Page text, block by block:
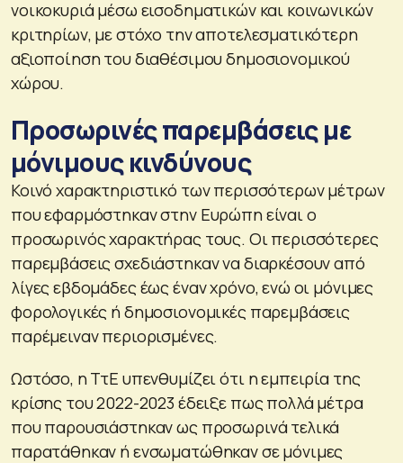
νοικοκυριά μέσω εισοδηματικών και κοινωνικών
κριτηρίων, με στόχο την αποτελεσματικότερη
αξιοποίηση του διαθέσιμου δημοσιονομικού
χώρου.
Προσωρινές παρεμβάσεις με
μόνιμους κινδύνους
Κοινό χαρακτηριστικό των περισσότερων μέτρων
που εφαρμόστηκαν στην Ευρώπη είναι ο
προσωρινός χαρακτήρας τους. Οι περισσότερες
παρεμβάσεις σχεδιάστηκαν να διαρκέσουν από
λίγες εβδομάδες έως έναν χρόνο, ενώ οι μόνιμες
φορολογικές ή δημοσιονομικές παρεμβάσεις
παρέμειναν περιορισμένες.
Ωστόσο, η ΤτΕ υπενθυμίζει ότι η εμπειρία της
κρίσης του 2022-2023 έδειξε πως πολλά μέτρα
που παρουσιάστηκαν ως προσωρινά τελικά
παρατάθηκαν ή ενσωματώθηκαν σε μόνιμες